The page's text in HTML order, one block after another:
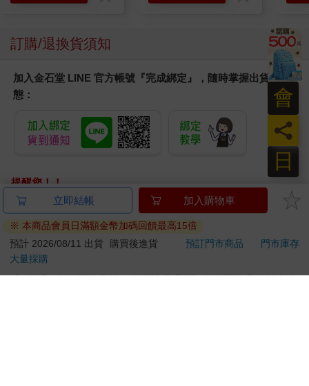
訂購/退換貨須知
加入金石堂 LINE 官方帳號『完成綁定』，隨時掌握出貨動
態：
提醒您！！
金石堂及銀行均不會請您操作ATM! 如接獲電話要求您前往
ATM提款機，請不要聽從指示，以免受騙上當！
退換貨須知：
**提醒您，鑑賞期不等於試用期，退回商品須為全新狀態**
依據「消費者保護法」第19條及行政院消費者保護處公告之
立即結帳 加入購物車
※ 本商品會員日滿額金幣加碼回饋最高15倍
預計 2026/08/11 出貨
購買後進貨 預訂門市商品
門市庫存
大量採購
日
員
會